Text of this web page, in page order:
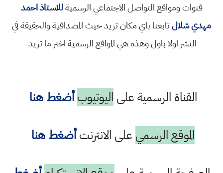
قنوات ومواقع التواصل الاجتماعي الرسميةللاستاذ احمد
مهدي شلالتابعنا باي مكان تريد حيث المصداقية والحقيقة في
النشر اولا باول وهذه هي المواقع الرسمية اختر ما تريد
القناة الرسمية على اليوتيوب أضغط هنا
الموقع الرسمي على الانترنتأضغط هنا